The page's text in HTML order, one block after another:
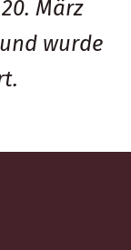
März
wurde